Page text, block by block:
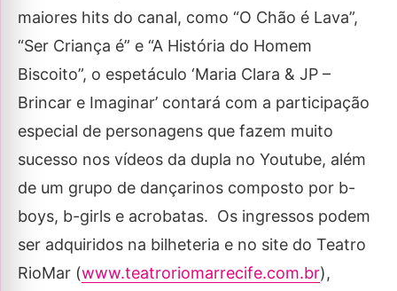
maiores hits do canal, como “O Chão é Lava”,
“Ser Criança é” e “A História do Homem
Biscoito”, o espetáculo ‘Maria Clara & JP –
Brincar e Imaginar’ contará com a participação
especial de personagens que fazem muito
sucesso nos vídeos da dupla no Youtube, além
de um grupo de dançarinos composto por b-
boys, b-girls e acrobatas. Os ingressos podem
ser adquiridos na bilheteria e no site do Teatro
RioMar (www.teatroriomarrecife.com.br),